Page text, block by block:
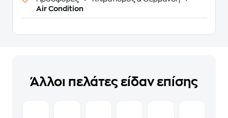
Air Condition
Άλλοι πελάτες είδαν επίσης